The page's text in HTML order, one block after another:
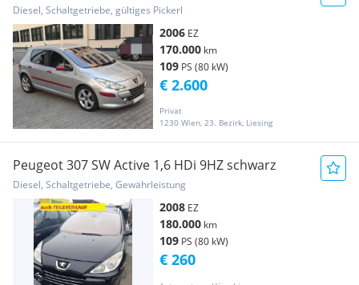
Turbo - Aluminium Grau/Rot Pickerl bis 06/2027
mit Überzug
Diesel, Schaltgetriebe, gültiges Pickerl
2006 EZ
170.000 km
109 PS (80 kW)
Privat
1230 Wien, 23. Bezirk, Liesing
€ 2.600
Peugeot 307 SW Active 1,6 HDi 9HZ schwarz
Diesel, Schaltgetriebe, Gewährleistung
2008 EZ
180.000 km
109 PS (80 kW)
€ 260